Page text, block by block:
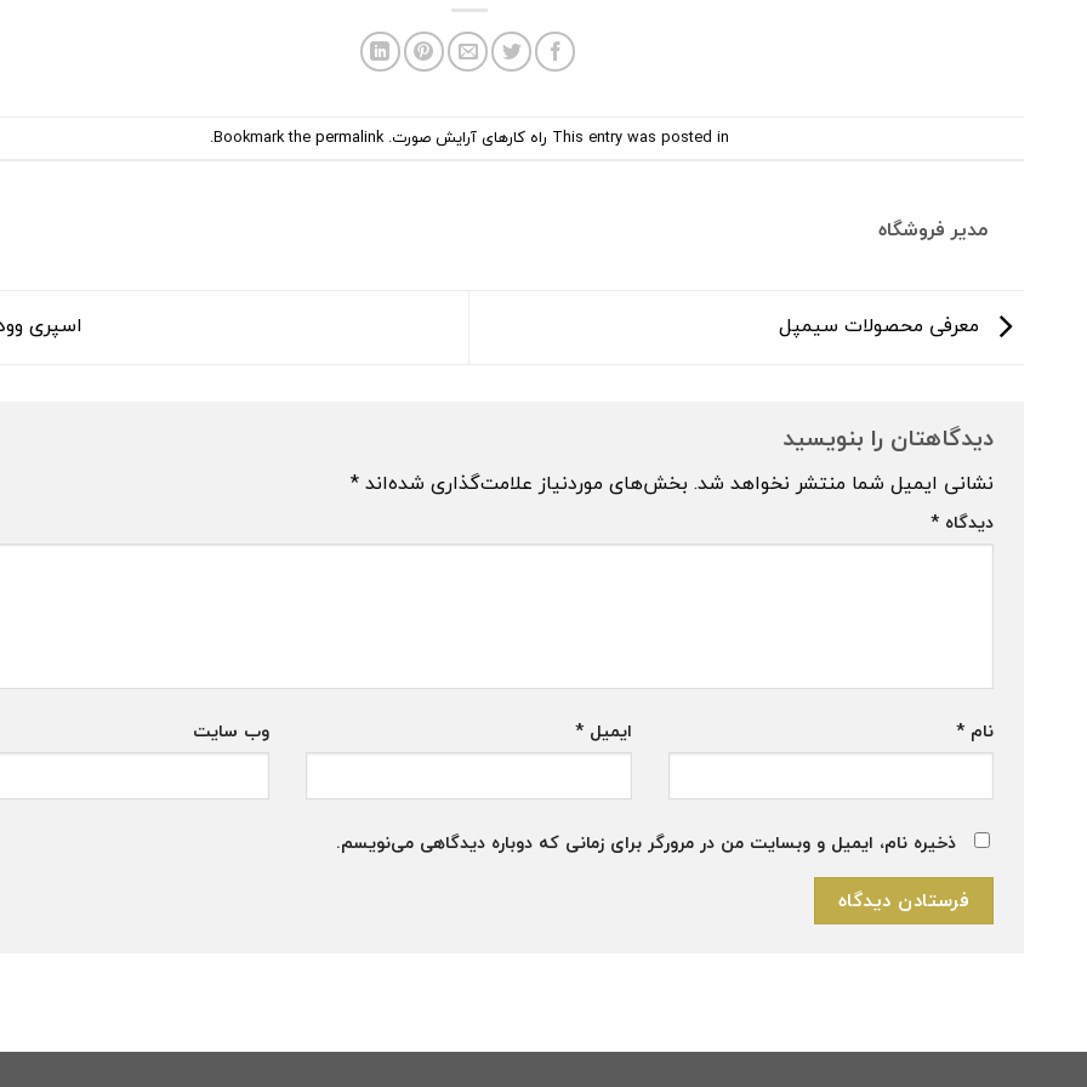
This entry was posted in راه کارهای آرایش صورت. Bookmark the
permalink
.
مدیر فروشگاه
معرفی محصولات سیمپل اسپری
دیدگاهتان را بنویسید
نشانی ایمیل شما منتشر نخواهد شد. بخش‌های موردنیاز علامت‌گذاری شده‌اند*
دیدگاه *
نام * ایمیل* وب‌ سایت
ذخیره نام، ایمیل و وبسایت من در مرورگر برای زمانی که دوباره دیدگاهی می‌نویسم.